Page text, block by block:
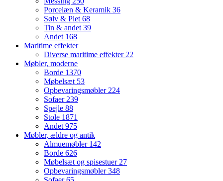
Porcelæn & Keramik 36
Sølv & Plet 68
Tin & andet 39
Andet 168
Maritime effekter
Diverse maritime effekter 22
Møbler, moderne
Borde 1370
Møbelsæt 53
Opbevaringsmøbler 224
Sofaer 239
Spejle 88
Stole 1871
Andet 975
Møbler, ældre og antik
Almuemøbler 142
Borde 626
Møbelsæt og spisestuer 27
Opbevaringsmøbler348